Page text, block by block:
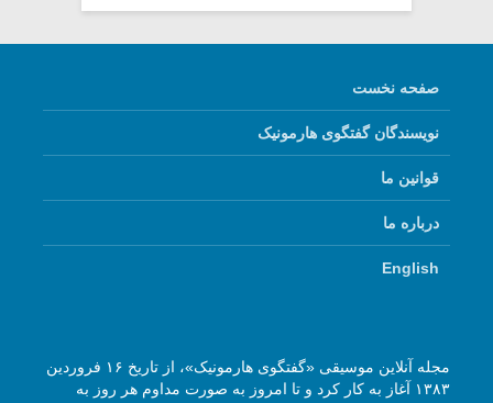
صفحه نخست
نویسندگان گفتگوی هارمونیک
قوانین ما
درباره ما
English
مجله آنلاین موسیقی «گفتگوی هارمونیک»، از تاریخ ۱۶ فروردین
۱۳۸۳ آغاز به کار کرد و تا امروز به صورت مداوم هر روز به